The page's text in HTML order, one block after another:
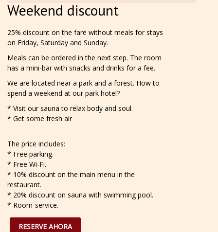
Weekend discount
25% discount on the fare without meals for stays
on Friday, Saturday and Sunday.
Meals can be ordered in the next step. The room
has a mini-bar with snacks and drinks for a fee.
We are located near a park and a forest. How to
spend a weekend at our park hotel?
* Visit our sauna to relax body and soul.
* Get some fresh air
The price includes:
* Free parking.
* Free Wi-Fi.
* 10% discount on the main menu in the
restaurant.
* 20% discount on sauna with swimming pool.
* Room-service.
RESERVE AHORA